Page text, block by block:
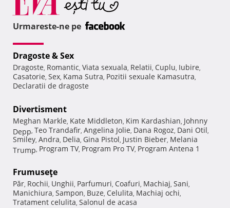
Urmareste-ne pe
Dragoste & Sex
Dragoste, Romantic, Viata sexuala, Relatii, Cuplu, Iubire,
Casatorie, Sex, Kama Sutra, Pozitii sexuale Kamasutra,
Declaratii de dragoste
Divertisment
Meghan Markle, Kate Middleton, Kim Kardashian, Johnny
Depp, Teo Trandafir, Angelina Jolie, Dana Rogoz, Dani Otil,
Smiley, Andra, Delia, Gina Pistol, Justin Bieber, Melania
Trump, Program TV, Program Pro TV, Program Antena 1
Frumuseţe
Păr, Rochii, Unghii, Parfumuri, Coafuri, Machiaj, Sani,
Manichiura, Sampon, Buze, Celulita, Machiaj ochi,
Tratament celulita, Salonul de acasa